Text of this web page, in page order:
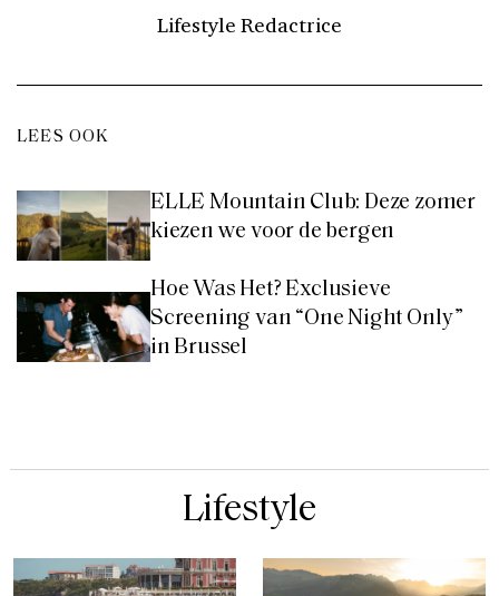
Lifestyle Redactrice
LEES OOK
ELLE Mountain Club: Deze zomer
kiezen we voor de bergen
Hoe Was Het? Exclusieve
Screening van “One Night Only”
in Brussel
Lifestyle